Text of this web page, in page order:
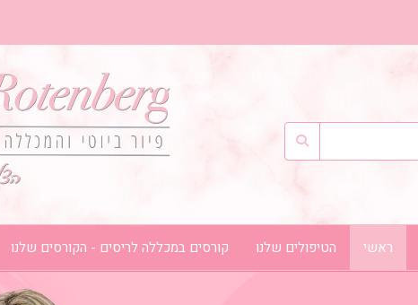
ראשי הטיפולים שלנו קורסים במכללה לריסים - הקורסים שלנו